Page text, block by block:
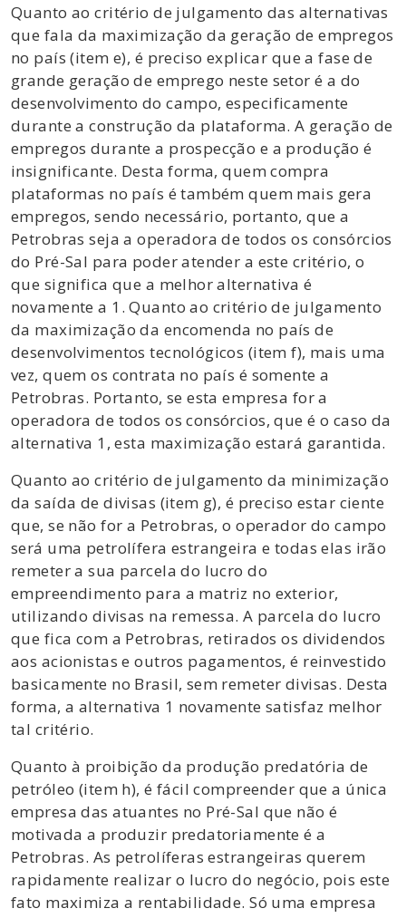
Quanto ao critério de julgamento das alternativas
que fala da maximização da geração de empregos
no país (item e), é preciso explicar que a fase de
grande geração de emprego neste setor é a do
desenvolvimento do campo, especificamente
durante a construção da plataforma. A geração de
empregos durante a prospecção e a produção é
insignificante. Desta forma, quem compra
plataformas no país é também quem mais gera
empregos, sendo necessário, portanto, que a
Petrobras seja a operadora de todos os consórcios
do Pré-Sal para poder atender a este critério, o
que significa que a melhor alternativa é
novamente a 1. Quanto ao critério de julgamento
da maximização da encomenda no país de
desenvolvimentos tecnológicos (item f), mais uma
vez, quem os contrata no país é somente a
Petrobras. Portanto, se esta empresa for a
operadora de todos os consórcios, que é o caso da
alternativa 1, esta maximização estará garantida.
Quanto ao critério de julgamento da minimização
da saída de divisas (item g), é preciso estar ciente
que, se não for a Petrobras, o operador do campo
será uma petrolífera estrangeira e todas elas irão
remeter a sua parcela do lucro do
empreendimento para a matriz no exterior,
utilizando divisas na remessa. A parcela do lucro
que fica com a Petrobras, retirados os dividendos
aos acionistas e outros pagamentos, é reinvestido
basicamente no Brasil, sem remeter divisas. Desta
forma, a alternativa 1 novamente satisfaz melhor
tal critério.
Quanto à proibição da produção predatória de
petróleo (item h), é fácil compreender que a única
empresa das atuantes no Pré-Sal que não é
motivada a produzir predatoriamente é a
Petrobras. As petrolíferas estrangeiras querem
rapidamente realizar o lucro do negócio, pois este
fato maximiza a rentabilidade. Só uma empresa